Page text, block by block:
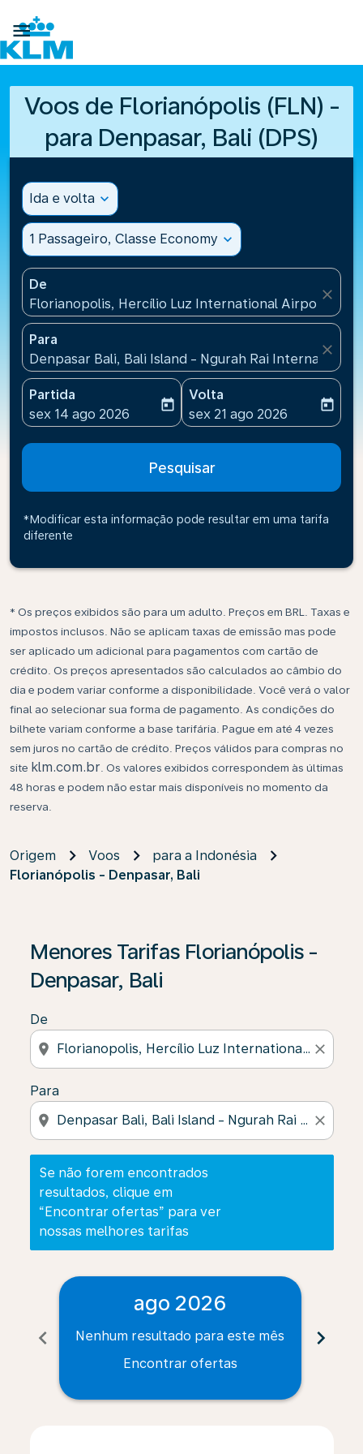

Voos de Florianópolis (FLN) -
para Denpasar, Bali (DPS)
Ida e volta expand_more
1 Passageiro, Classe Economy expand_more
De
Florianopolis, Hercílio Luz International
close
Para
Denpasar Bali, Bali Island - Ngurah Rai
close
Partida
fc-booking-departure-date-aria-label
sex 14 ago 2026
today
Volta
fc-booking-return-date-
sex 21 ago 2026
today
Pesquisar
*Modificar esta informação pode resultar em uma tarifa
diferente
* Os preços exibidos são para um adulto. Preços em BRL. Taxas e
impostos inclusos. Não se aplicam taxas de emissão mas pode
ser aplicado um adicional para pagamentos com cartão de
crédito. Os preços apresentados são calculados ao câmbio do
dia e podem variar conforme a disponibilidade. Você verá o valor
final ao selecionar sua forma de pagamento. As condições do
bilhete variam conforme a base tarifária. Pague em até 4 vezes
sem juros no cartão de crédito. Preços válidos para compras no
site klm.com.br . Os valores exibidos correspondem às últimas
48 horas e podem não estar mais disponíveis no momento da
reserva.
Origem Voos
para a Indonésia
Florianópolis - Denpasar, Bali
Menores Tarifas Florianópolis -
Denpasar, Bali
De
location_on close
Para
location_on close
Se não forem encontrados
resultados, clique em
“Encontrar ofertas” para ver
nossas melhores tarifas
Se não forem encontrados resultados, clique em
chevron_left
ago 2026
Nenhum resultado para este mês
Encontrar ofertas
chevron_right